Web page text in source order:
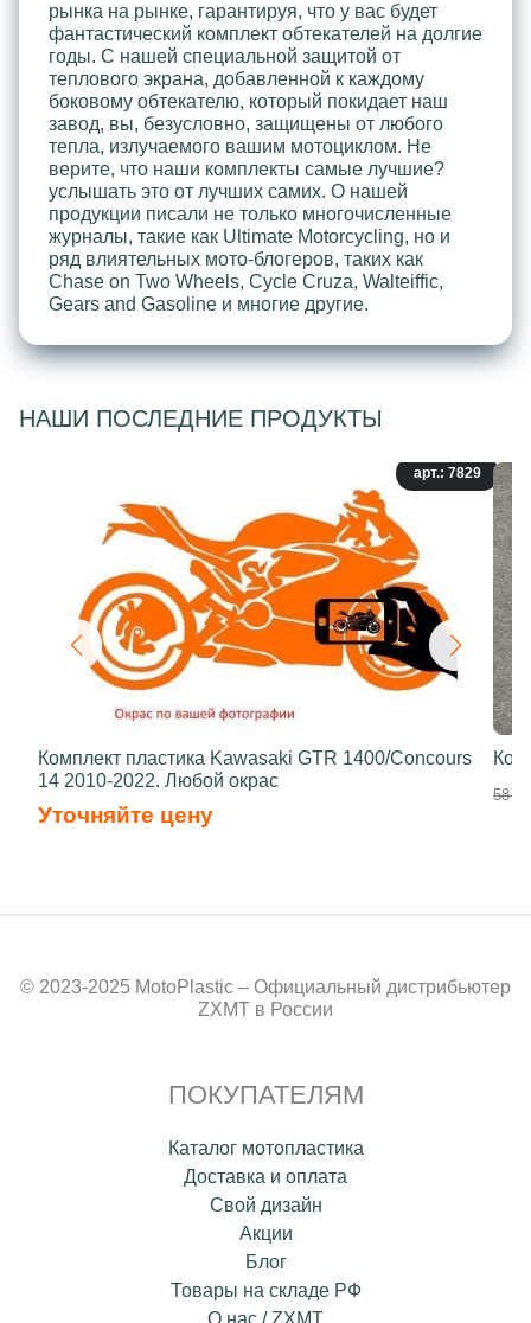
рынка на рынке, гарантируя, что у вас будет
фантастический комплект обтекателей на долгие
годы. С нашей специальной защитой от
теплового экрана, добавленной к каждому
боковому обтекателю, который покидает наш
завод, вы, безусловно, защищены от любого
тепла, излучаемого вашим мотоциклом. Не
верите, что наши комплекты самые лучшие?
услышать это от лучших самих. О нашей
продукции писали не только многочисленные
журналы, такие как Ultimate Motorcycling, но и
ряд влиятельных мото-блогеров, таких как
Chase on Two Wheels, Cycle Cruza, Walteiffic,
Gears and Gasoline и многие другие.
НАШИ ПОСЛЕДНИЕ ПРОДУКТЫ
арт.: 7829
Комплект пластика Kawasaki GTR 1400/Concours
14 2010-2022. Любой окрас
Уточняйте цену
58
© 2023-2025 MotoPlastic – Официальный дистрибьютер
ZXMT в России
ПОКУПАТЕЛЯМ
Каталог мотопластика
Доставка и оплата
Свой дизайн
Акции
Блог
Товары на складе РФ
О нас / ZXMT